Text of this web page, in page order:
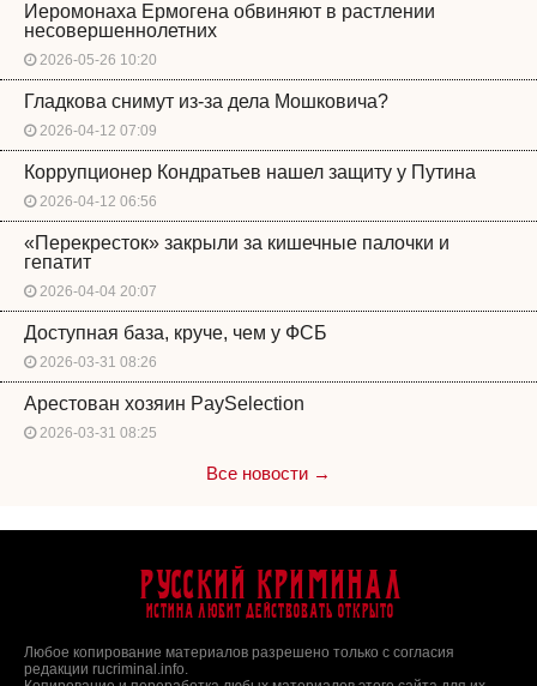
Иеромонаха Ермогена обвиняют в растлении
несовершеннолетних
2026-05-26 10:20
Гладкова снимут из-за дела Мошковича?
2026-04-12 07:09
Коррупционер Кондратьев нашел защиту у Путина
2026-04-12 06:56
«Перекресток» закрыли за кишечные палочки и
гепатит
2026-04-04 20:07
Доступная база, круче, чем у ФСБ
2026-03-31 08:26
Арестован хозяин PaySelection
2026-03-31 08:25
Все новости →
Русский Криминал
Истина любит действовать открыто
Любое копирование материалов разрешено только с согласия
редакции rucriminal.info.